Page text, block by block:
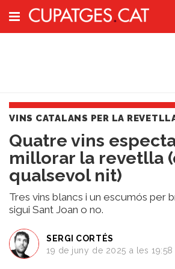
Cerca
Vins
Naturals
Actualitat
Líders
del
canvi
i
Sostenibilitat
VINS CATALANS PER LA
Quatre vins
millorar la revetlla
qualsevol nit)
Tres vins blancs i un escumós per
sigui Sant Joan o no.
SERGI CORTÉS
19 de juny de 2025 a les 19:58